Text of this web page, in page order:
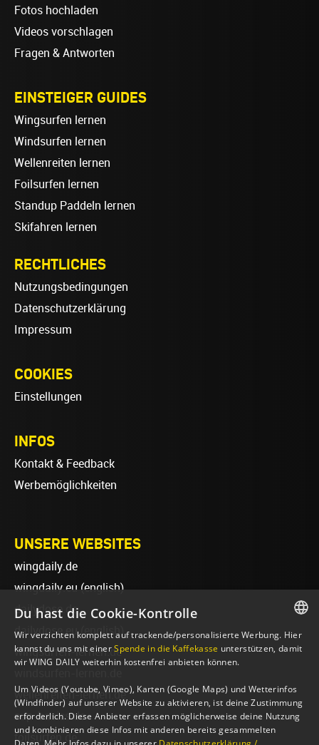
Fotos hochladen
Videos vorschlagen
Fragen & Antworten
EINSTEIGER GUIDES
Wingsurfen lernen
Windsurfen lernen
Wellenreiten lernen
Foilsurfen lernen
Standup Paddeln lernen
Skifahren lernen
RECHTLICHES
Nutzungsbedingungen
Datenschutzerklärung
Impressum
COOKIES
Einstellungen
INFOS
Kontakt & Feedback
Werbemöglichkeiten
UNSERE WEBSITES
wingdaily.de
wingdaily.eu(english)
dailydose.de
dailydose.eu (english)
wingsurfen-lernen.de
wellenreiten-lernen.de
sup-basics.de
foilsurfen.de
GERMAN
Du hast die Cookie-Kontrolle
Wir verzichten komplett auf trackende/personalisierte Werbung. Hier
kannst du uns mit einerSpende in die Kaffekasse unterstützen, damit
wir WING DAILY weiterhin kostenfrei anbieten können.
Um Videos (Youtube, Vimeo), Karten (Google Maps) und Wetterinfos
(Windfinder) auf unserer Website zu aktivieren, ist deine Zustimmung
erforderlich. Diese Anbieter erfassen möglicherweise deine Nutzung
und kombinieren diese Infos mit anderen bereits gesammelten